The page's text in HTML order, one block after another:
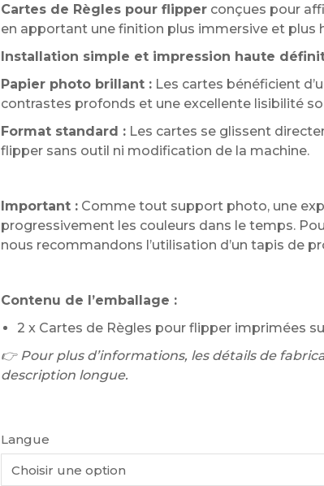
Cartes de Règles pour flipperconçues pour
en apportant une finition plus immersive et plus
Installation simple et impression haute
Papier photo brillant :Les cartes bénéficient
contrastes profonds et une excellente lisibilité
Format standard :Les cartes se glissent
flipper sans outil ni modification de la machine.
Important :Comme tout support photo, une
progressivement les couleurs dans le temps.
nous recommandons l’utilisation d’un tapis de
Contenu de l’emballage :
2 x Cartes de Règles pour flipper imprimées
👉 Pour plus d’informations, les détails de
description longue.
Langue